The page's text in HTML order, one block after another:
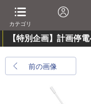
カテゴリ
【特別企画】計画停
前の画像